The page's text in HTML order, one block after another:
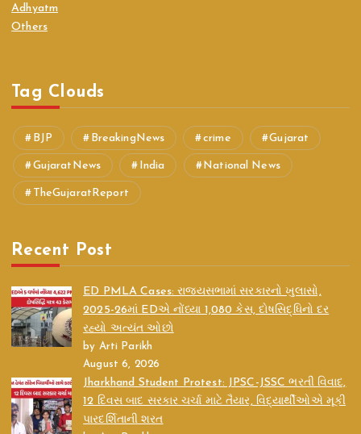
Adhyatm
Others
Tag Clouds
BJP BreakingNews crime Gujarat
GujaratNews India National News
TheGujaratReport
Recent Post
ED PMLA Cases: રાજ્યસભામાં સરકારનો ખુલાસો,
2025-26માં EDએ નોંધ્યા 1,080 કેસ, દોષસિદ્ધિનો દર
રહ્યો અત્યંત ઓછો
by Arti Parikh
August 6, 2026
Jharkhand Student Protest: JPSC-JSSC ભરતી વિવાદ,
12 દિવસ બાદ સરકાર ચર્ચા માટે તૈયાર, વિદ્યાર્થીઓએ મૂકી
પારદર્શિતાની શરત